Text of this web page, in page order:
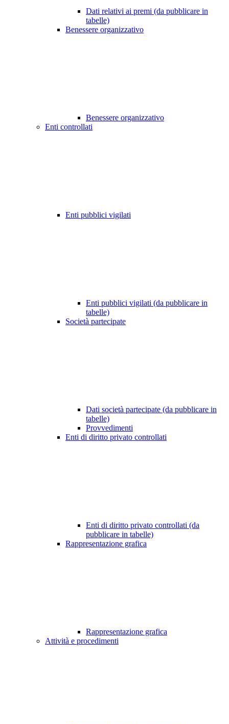
Dati relativi ai premi (da pubblicare in
tabelle)
Benessere organizzativo
Benessere organizzativo
Enti controllati
Enti pubblici vigilati
Enti pubblici vigilati (da pubblicare in
tabelle)
Società partecipate
Dati società partecipate (da pubblicare in
tabelle)
Provvedimenti
Enti di diritto privato controllati
Enti di diritto privato controllati (da
pubblicare in tabelle)
Rappresentazione grafica
Rappresentazione grafica
Attività e procedimenti